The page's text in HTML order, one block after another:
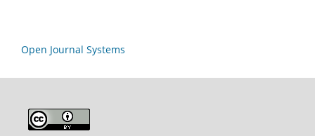
Open Journal Systems